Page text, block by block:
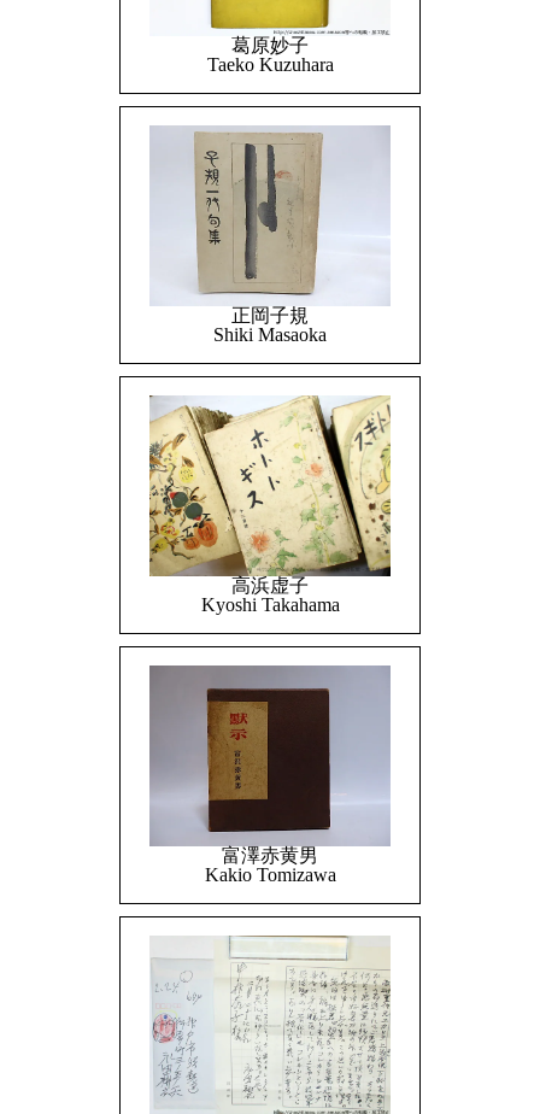
葛原妙子
Taeko Kuzuhara
正岡子規
Shiki Masaoka
高浜虚子
Kyoshi Takahama
富澤赤黄男
Kakio Tomizawa